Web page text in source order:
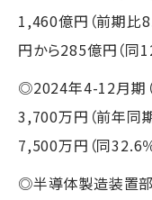
1,460億円（前期比
円から285億円（同
◎2024年4-12月期
3,700万円（前年同
7,500万円（同32.6
◎半導体製造装置部